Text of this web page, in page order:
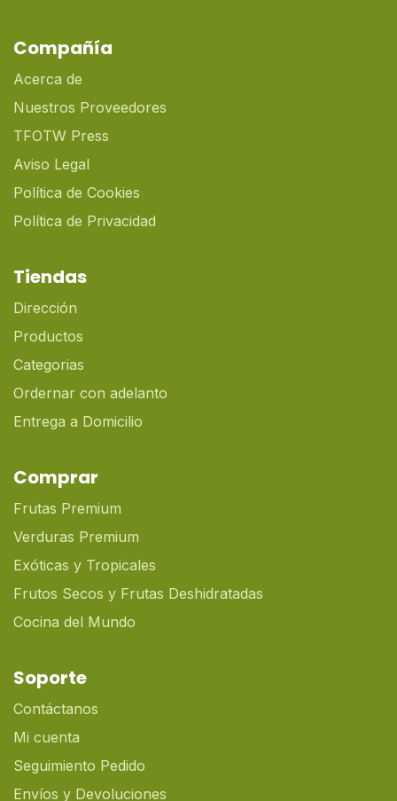
Compañía
Acerca de
Nuestros Proveedores
TFOTW Press
Aviso Legal
Política de Cookies
Política de Privacidad
Tiendas
Dirección
Productos
Categorias
Ordernar con adelanto
Entrega a Domicilio
Comprar
Frutas Premium
Verduras Premium
Exóticas y Tropicales
Frutos Secos y Frutas Deshidratadas
Cocina del Mundo
Soporte
Contáctanos
Mi cuenta
Seguimiento Pedido
Envíos y Devoluciones